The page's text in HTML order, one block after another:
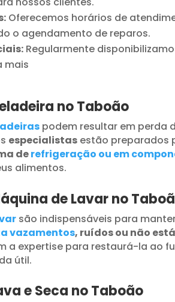
Oferecemos horários de
o agendamento de reparos.
Regularmente
mais
no Taboão
podem resultar em perda
especialistas estão preparados
derefrigeração ou em
alimentos.
de Lavar no
são indispensáveis para
vazamentos, ruídos ou não
a expertise para restaurá-la ao
útil.
e Seca no Taboão